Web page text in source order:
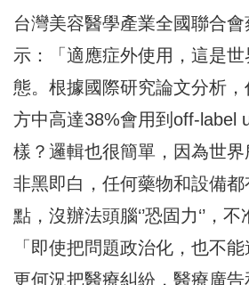
台灣美容醫學產業全國聯合
示：「適應症外使用，這是
態。根據國際研究論文分析
方中高達38%會用到off-label
樣？邏輯也很簡單，因為世
非黑即白，任何藥物和設備
點，沒辦法頭腦‘’恐固力‘’，不
「即使把問題政治化，也不能
更何況把醫療糾紛，醫療廣告